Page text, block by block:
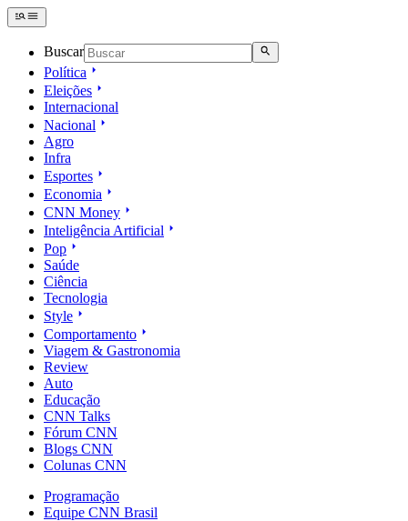
Buscar
Política
Eleições
Internacional
Nacional
Agro
Infra
Esportes
Economia
CNN Money
Inteligência Artificial
Pop
Saúde
Ciência
Tecnologia
Style
Comportamento
Viagem & Gastronomia
Review
Auto
Educação
CNN Talks
Fórum CNN
Blogs CNN
Colunas CNN
Programação
Equipe CNN Brasil